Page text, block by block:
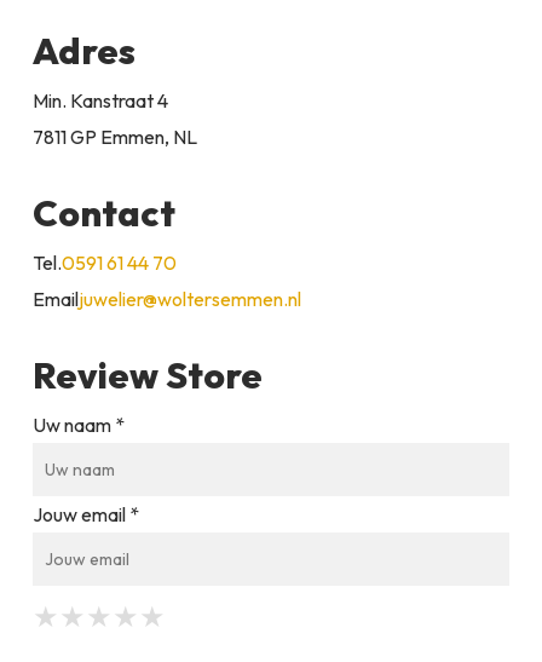
Adres
Min. Kanstraat 4
7811 GP Emmen, NL
Contact
Tel.0591 61 44 70
Emailjuwelier@woltersemmen.nl
Review Store
Uw naam *
Jouw email *
★
★ ★
★ ★ ★
★ ★ ★ ★
★ ★ ★ ★ ★